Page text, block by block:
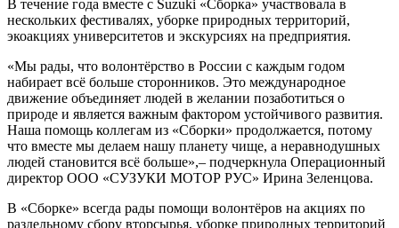
В течение года вместе с Suzuki «Сборка» участвовала в
нескольких фестивалях, уборке природных территорий,
экоакциях университетов и экскурсиях на предприятия.
«Мы рады, что волонтёрство в России с каждым годом
набирает всё больше сторонников. Это международное
движение объединяет людей в желании позаботиться о
природе и является важным фактором устойчивого развития.
Наша помощь коллегам из «Сборки» продолжается, потому
что вместе мы делаем нашу планету чище, а неравнодушных
людей становится всё больше»,– подчеркнула Операционный
директор ООО «СУЗУКИ МОТОР РУС» Ирина Зеленцова.
В «Сборке» всегда рады помощи волонтёров на акциях по
раздельному сбору вторсырья, уборке природных территорий